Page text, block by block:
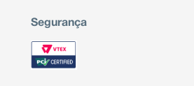
Segurança